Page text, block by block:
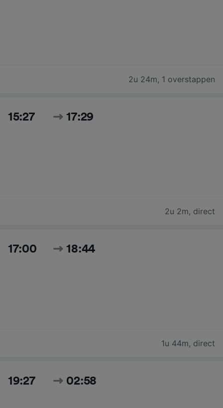
2u 24m, 1 overstappen
15:27 17:29
2u 2m, direct
17:00 18:44
1u 44m, direct
19:27 02:58